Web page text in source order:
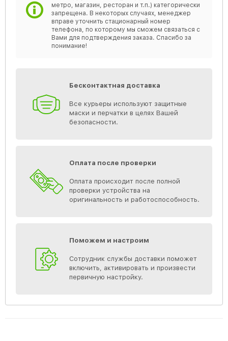
метро, магазин, ресторан и т.п.) категорически
запрещена. В некоторых случаях, менеджер
вправе уточнить стационарный номер
телефона, по которому мы сможем связаться с
Вами для подтверждения заказа. Спасибо за
понимание!
Бесконтактная доставка
Все курьеры используют защитные
маски и перчатки в целях Вашей
безопасности.
Оплата после проверки
Оплата происходит после полной
проверки устройства на
оригинальность и работоспособность.
Поможем и настроим
Сотрудник службы доставки поможет
включить, активировать и произвести
первичную настройку.